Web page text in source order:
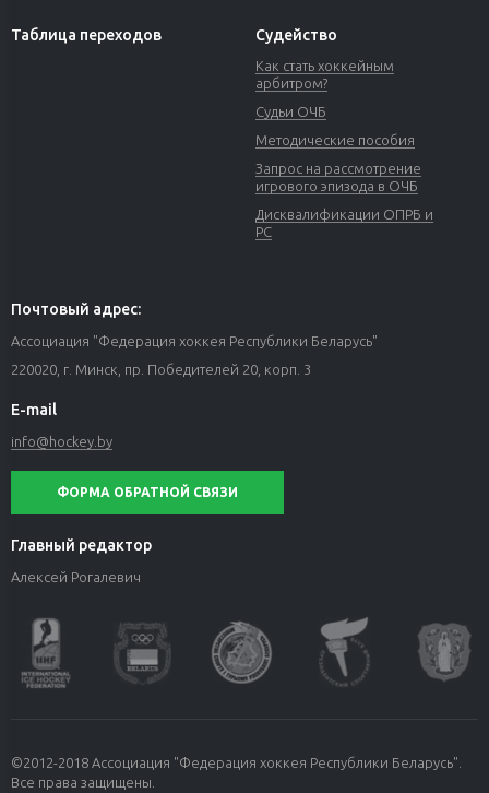
Таблица переходов Судейство
Как стать хоккейным
арбитром?
Судьи ОЧБ
Методические пособия
Запрос на рассмотрение
игрового эпизода в ОЧБ
Дисквалификации ОПРБ и
РС
Почтовый адрес:
Ассоциация "Федерация хоккея Республики Беларусь"
220020, г. Минск, пр. Победителей 20, корп. 3
E-mail
info@hockey.by
ФОРМА ОБРАТНОЙ СВЯЗИ
Главный редактор
Алексей Рогалевич
©2012-2018 Ассоциация "Федерация хоккея Республики Беларусь".
Все права защищены.